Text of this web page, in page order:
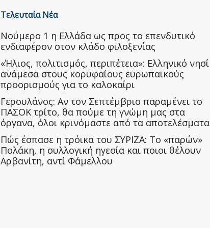
Τελευταία Νέα
Nούμερο 1 η Ελλάδα ως προς το επενδυτικό
ενδιαφέρον στον κλάδο φιλοξενίας
«Ήλιος, πολιτισμός, περιπέτεια»: Ελληνικό νησί
ανάμεσα στους κορυφαίους ευρωπαϊκούς
προορισμούς για το καλοκαίρι
Γερουλάνος: Αν τον Σεπτέμβριο παραμένει το
ΠΑΣΟΚ τρίτο, θα πούμε τη γνώμη μας στα
όργανα, όλοι κρινόμαστε από τα αποτελέσματα
Πώς έσπασε η τρόικα του ΣΥΡΙΖΑ: Το «παρών»
Πολάκη, η συλλογική ηγεσία και ποιοι θέλουν
Αρβανίτη, αντί Φάμελλου